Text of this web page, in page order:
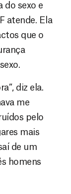
do sexo e
atende. Ela
que o
diz ela.
me
pelo
mais
de um
homens